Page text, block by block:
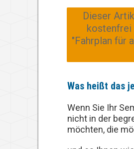
Dieser
kostenfrei
"Fahrplan für
Was heißt das
​Wenn Sie Ihr
nicht in der
möchten, die